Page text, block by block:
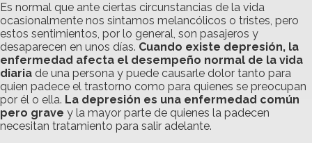
Es normal que ante ciertas circunstancias de la vida
ocasionalmente nos sintamos melancólicos o tristes, pero
estos sentimientos, por lo general, son pasajeros y
desaparecen en unos días. Cuando existe depresión, la
enfermedad afecta el desempeño normal de la vida
diaria de una persona y puede causarle dolor tanto para
quien padece el trastorno como para quienes se preocupan
por él o ella. La depresión es una enfermedad común
pero grave y la mayor parte de quienes la padecen
necesitan tratamiento para salir adelante.